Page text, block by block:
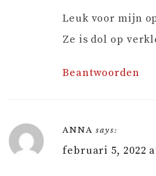
Leuk voor mijn
Ze is dol op
Beantwoorden
ANNA says:
februari 5, 2022